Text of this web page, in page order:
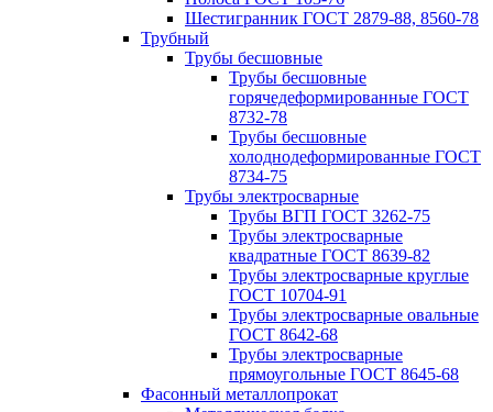
Шестигранник ГОСТ 2879-88, 8560-78
Трубный
Трубы бесшовные
Трубы бесшовные
горячедеформированные ГОСТ
8732-78
Трубы бесшовные
холоднодеформированные ГОСТ
8734-75
Трубы электросварные
Трубы ВГП ГОСТ 3262-75
Трубы электросварные
квадратные ГОСТ 8639-82
Трубы электросварные круглые
ГОСТ 10704-91
Трубы электросварные овальные
ГОСТ 8642-68
Трубы электросварные
прямоугольные ГОСТ 8645-68
Фасонный металлопрокат